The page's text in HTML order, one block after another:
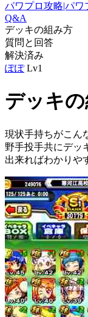
パワプロ攻略|パワ
Q&A
デッキの組み方
質問と回答
解決済み
ぽぽ Lv1
デッキ
現状手持ちがこん
野手投手共にデッ
出来ればわかりや